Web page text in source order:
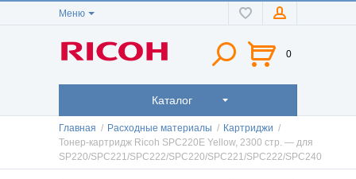
Меню
0
Каталог
Главная / Расходные материалы / Картриджи /
Тонер-картридж Ricoh SPC220E Yellow, 2300 стр. — для
SP220/SPC221/SPC222/SPC220/SPC221/SPC222/SPC240